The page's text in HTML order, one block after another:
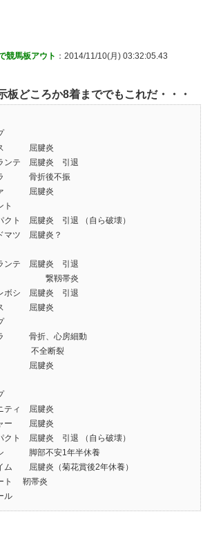
競馬板アウト ：2014/11/10(月) 03:32:05.43
板どころか8着まででもこれだ・・・
ップ
ス 屈腱炎
ンテ 屈腱炎 引退
ラ 骨折後不振
ァ 屈腱炎
ト
クト 屈腱炎 引退 （自ら破壊）
マツ 屈腱炎？
ンテ 屈腱炎 引退
メノ 繋靱帯炎
ボシ 屈腱炎 引退
ス 屈腱炎
ラ 骨折、心房細動
不全断裂
ル 屈腱炎
ティ 屈腱炎
ャー 屈腱炎
クト 屈腱炎 引退 （自ら破壊）
シ 脚部不安1年半休養
ム 屈腱炎（菊花賞後2年休養）
ト 靭帯炎
ル